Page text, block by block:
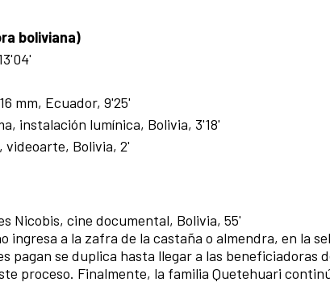
boliviana)
mm, Ecuador, 9'25'
instalación lumínica, Bolivia, 3'18'
Bolivia, 2'
Nicobis, cine documental, Bolivia, 55'
a la zafra de la castaña o almendra, en la
pagan se duplica hasta llegar a las beneficiadoras
proceso. Finalmente, la familia Quetehuari